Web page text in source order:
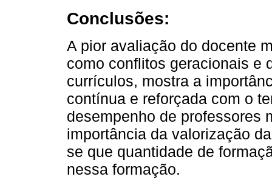
Conclusões:
A pior avaliação do docente
como conflitos geracionais e
currículos, mostra a
contínua e reforçada com o
desempenho de professores
importância da valorização
se que quantidade de
nessa formação.